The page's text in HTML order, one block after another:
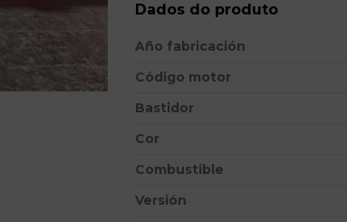
Dados do produto
Año fabricación
Código motor
Bastidor
Cor
Combustible
Versión